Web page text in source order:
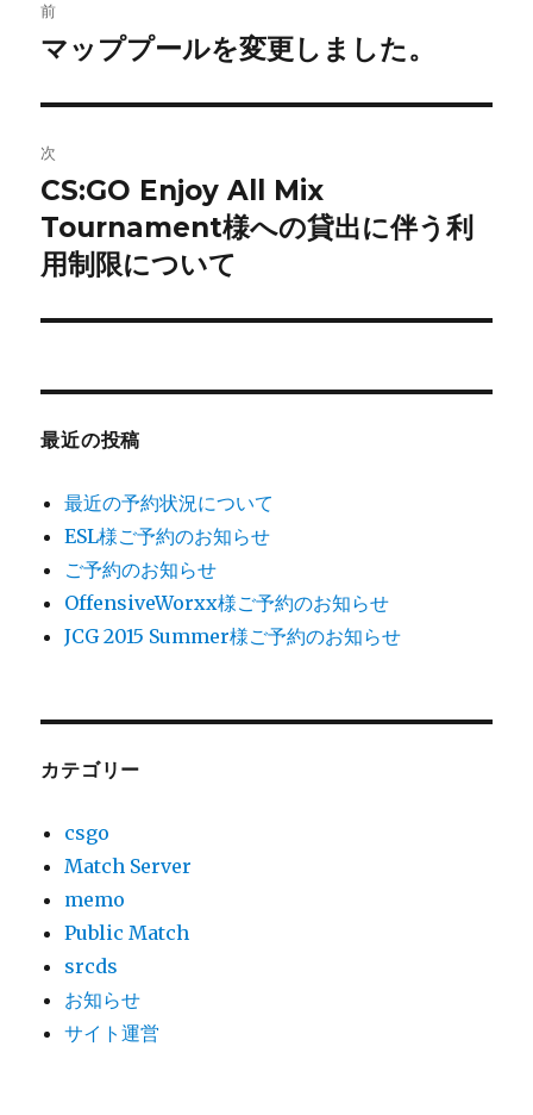
稿
ビ
ゲ
ー
シ
ン
前
前
投
稿:
マッププールを変更しました。
次
次
の
投
CS:GO Enjoy All Mix
Tournament様への貸出に伴う利
用制限について
最近の投稿
最近の予約状況について
ESL様ご予約のお知らせ
ご予約のお知らせ
OffensiveWorxx様ご予約のお知らせ
JCG 2015 Summer様ご予約のお知らせ
カテゴリー
csgo
Match Server
memo
Public Match
srcds
お知らせ
サイト運営